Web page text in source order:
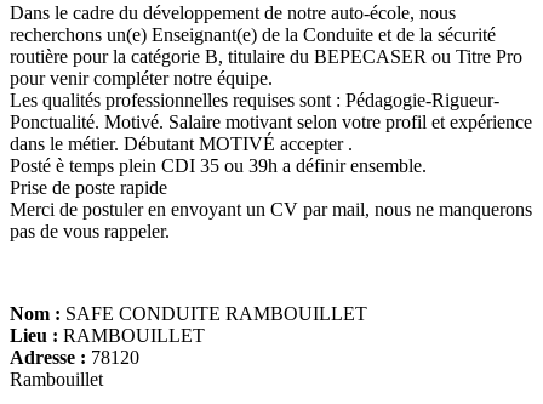
Dans le cadre du développement de notre auto-école, nous
recherchons un(e) Enseignant(e) de la Conduite et de la sécurité
routière pour la catégorie B, titulaire du BEPECASER ou Titre Pro
pour venir compléter notre équipe.
Les qualités professionnelles requises sont : Pédagogie-Rigueur-
Ponctualité. Motivé. Salaire motivant selon votre profil et expérience
dans le métier. Débutant MOTIVÉ accepter .
Posté è temps plein CDI 35 ou 39h a définir ensemble.
Prise de poste rapide
Merci de postuler en envoyant un CV par mail, nous ne manquerons
pas de vous rappeler.
Nom : SAFE CONDUITE RAMBOUILLET
Lieu : RAMBOUILLET
Adresse : 78120
Rambouillet